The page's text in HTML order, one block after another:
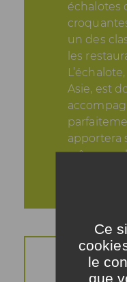
échalotes
un des
les
Asie, est
apportera
arômes
Ce
le
que